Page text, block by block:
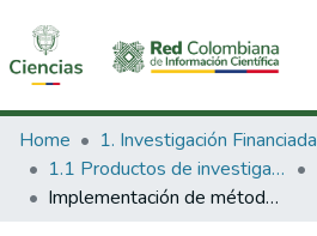
Communities & Collections
All of DSpace
Home
1.1 Productos de investigación
Implementación de métodos de caracterización de la calidad en procesos e instalaciones para la obtención de canales bovinas en plantas de sacrificio del departamento del Tolima.